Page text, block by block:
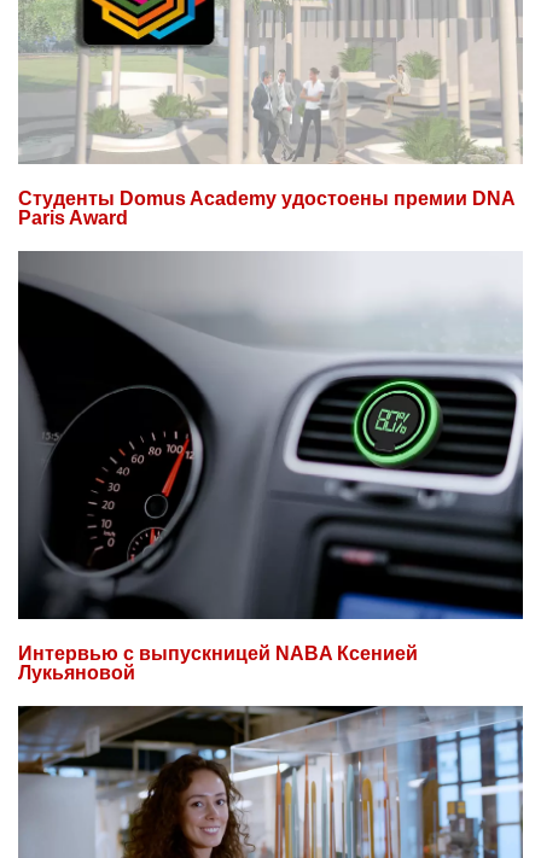
Студенты Domus Academy удостоены премии DNA
Paris Award
Интервью с выпускницей NABA Ксенией
Лукьяновой